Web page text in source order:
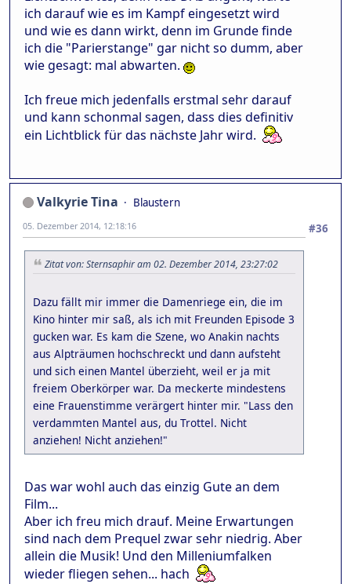
ich darauf wie es im Kampf eingesetzt wird
und wie es dann wirkt, denn im Grunde finde
ich die "Parierstange" gar nicht so dumm, aber
wie gesagt: mal abwarten.
Ich freue mich jedenfalls erstmal sehr darauf
und kann schonmal sagen, dass dies definitiv
ein Lichtblick für das nächste Jahr wird.
Valkyrie Tina
Blaustern
#36
05. Dezember 2014, 12:18:16
Zitat von: Sternsaphir am 02. Dezember 2014, 23:27:02
Dazu fällt mir immer die Damenriege ein, die im
Kino hinter mir saß, als ich mit Freunden Episode 3
gucken war. Es kam die Szene, wo Anakin nachts
aus Alpträumen hochschreckt und dann aufsteht
und sich einen Mantel überzieht, weil er ja mit
freiem Oberkörper war. Da meckerte mindestens
eine Frauenstimme verärgert hinter mir. "Lass den
verdammten Mantel aus, du Trottel. Nicht
anziehen! Nicht anziehen!"
Das war wohl auch das einzig Gute an dem
Film...
Aber ich freu mich drauf. Meine Erwartungen
sind nach dem Prequel zwar sehr niedrig. Aber
allein die Musik! Und den Milleniumfalken
wieder fliegen sehen... hach